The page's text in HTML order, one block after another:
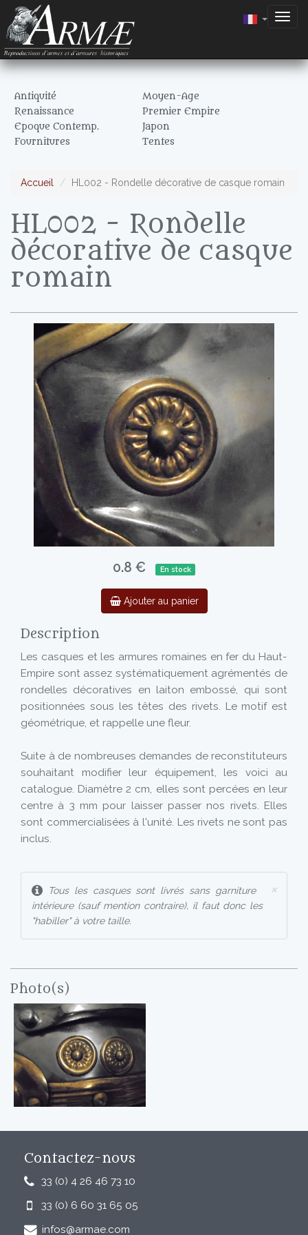
Antiquité
Moyen-Age
Renaissance
Premier Empire
Epoque Contemp.
Japon
Fournitures
Tentes
Accueil HL002 - Rondelle décorative de casque romain
HL002 - Rondelle
décorative de casque
romain
0.8 € En stock
Ajouter au panier
Description
Les casques et les armures romaines en fer du Haut-
Empire sont assez systématiquement agrémentés de
rondelles décoratives en laiton embossé, qui sont
positionnées sous les têtes des rivets. Le motif est
géométrique, et rappelle une fleur.
Suite à de nombreuses demandes de reconstituteurs
souhaitant modifier leur équipement, les voici au
catalogue. Diamètre 2 cm, elles sont percées en leur
centre à 3 mm pour laisser passer nos rivets. Elles
sont commercialisées à l'unité. Les rivets ne sont pas
inclus.
×
Tous les casques sont livrés sans garniture
intérieure (sauf mention contraire), il faut donc les
"habiller" à votre taille.
Photo(s)
Contactez-nous
33 (0) 4 26 46 73 10
33 (0) 6 60 31 65 05
infos@armae.com